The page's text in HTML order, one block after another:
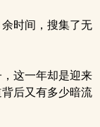
时间，搜集了无
这一年却是迎来
后又有多少暗流